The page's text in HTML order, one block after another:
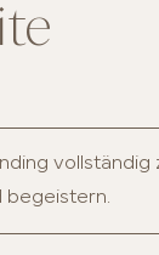
vollständig